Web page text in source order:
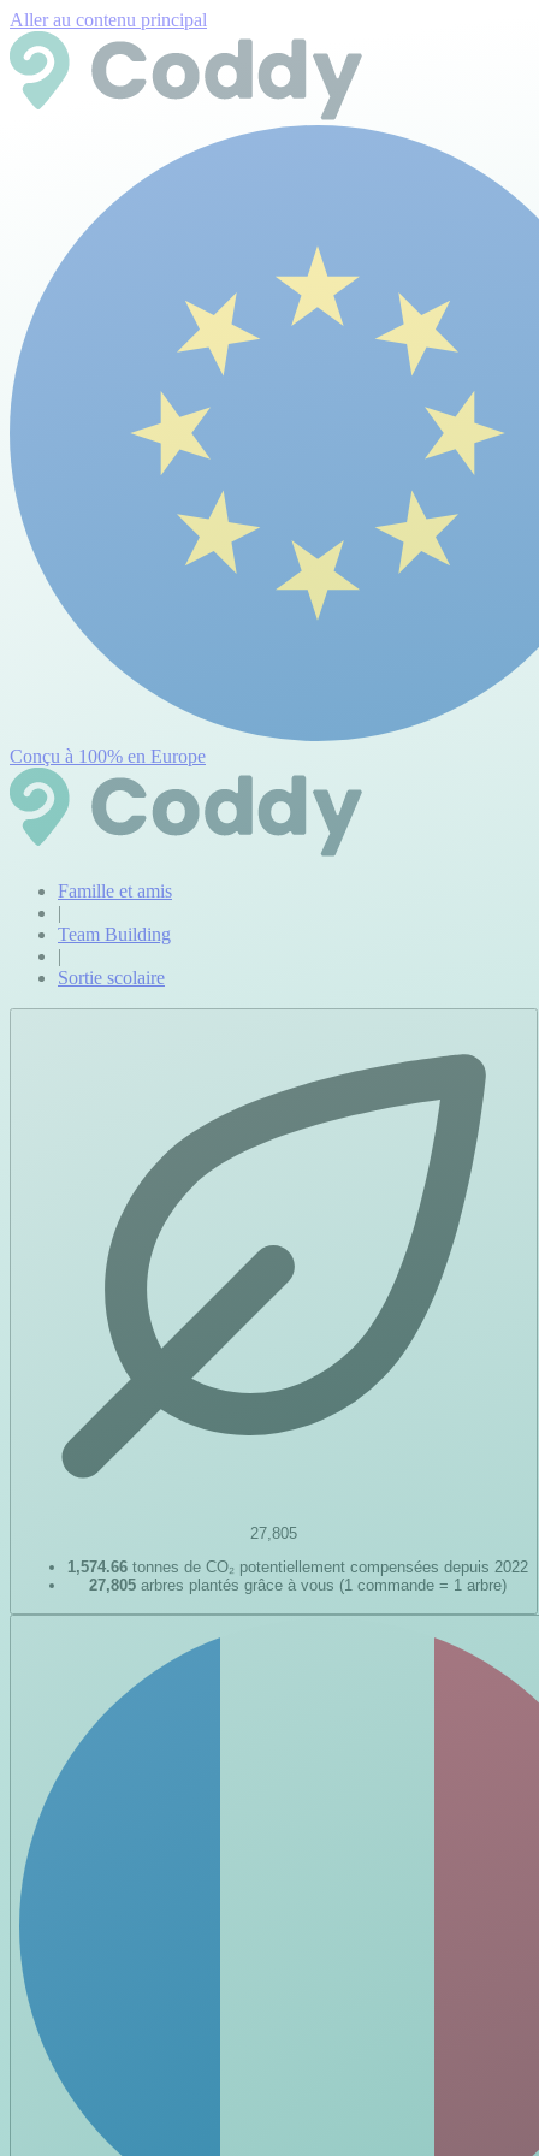
Aller au contenu principal
Conçu à 100% en Europe
Famille et amis
|
Team Building
|
Sortie scolaire
27,805
1,574.66 tonnes de CO₂ potentiellement compensées depuis 2022
27,805 arbres plantés grâce à vous (1 commande = 1 arbre)